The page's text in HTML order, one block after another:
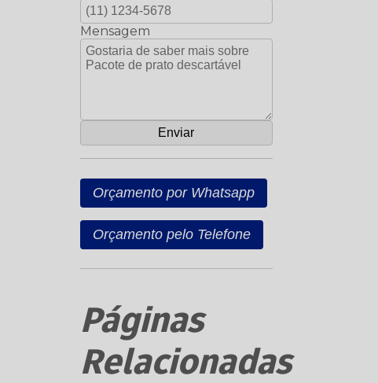
Mensagem
Orçamento por Whatsapp
Orçamento pelo Telefone
Páginas
Relacionadas